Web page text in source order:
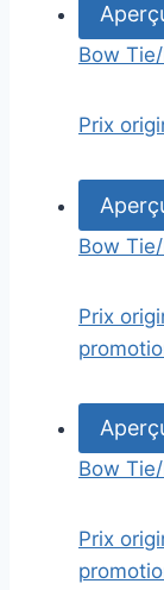
Bow
Prix
Bow
Prix
Bow
Prix